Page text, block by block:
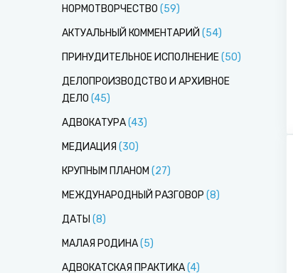
НОРМОТВОРЧЕСТВО (59)
АКТУАЛЬНЫЙ КОММЕНТАРИЙ (54)
ПРИНУДИТЕЛЬНОЕ ИСПОЛНЕНИЕ(50)
ДЕЛОПРОИЗВОДСТВО И АРХИВНОЕ
ДЕЛО (45)
АДВОКАТУРА(43)
МЕДИАЦИЯ (30)
КРУПНЫМ ПЛАНОМ (27)
МЕЖДУНАРОДНЫЙ РАЗГОВОР (8)
ДАТЫ (8)
МАЛАЯ РОДИНА(5)
АДВОКАТСКАЯ ПРАКТИКА(4)